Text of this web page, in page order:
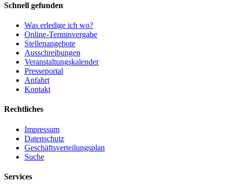
Schnell gefunden
Was erledige ich wo?
Online-Terminvergabe
Stellenangebote
Ausschreibungen
Veranstaltungskalender
Presseportal
Anfahrt
Kontakt
Rechtliches
Impressum
Datenschutz
Geschäftsverteilungsplan
Suche
Services